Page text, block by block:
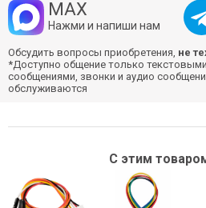
MAX
Нажми и напиши нам
Обсудить вопросы приобретения, не
*Доступно общение только текстовыми
сообщениями, звонки и аудио
обслуживаются
С этим